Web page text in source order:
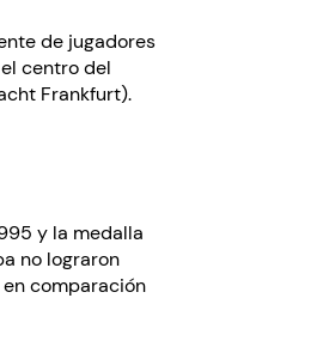
de jugadores
centro del
Frankfurt).
y la medalla
no lograron
comparación